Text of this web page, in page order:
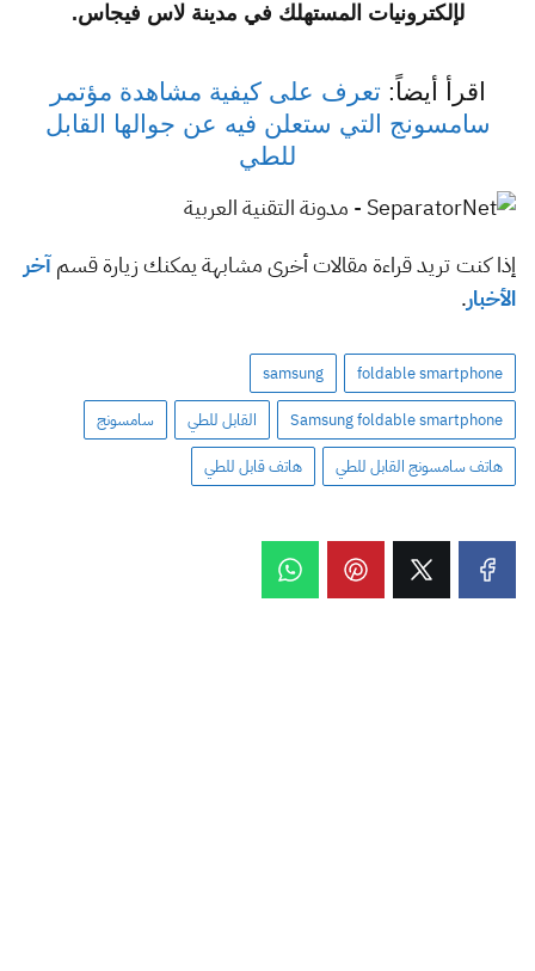
لإلكترونيات المستهلك في مدينة لاس فيجاس.
اقرأ أيضاً:تعرف على كيفية مشاهدة مؤتمر
سامسونج التي ستعلن فيه عن جوالها القابل
للطي
إذا كنت تريد قراءة مقالات أخرى مشابهة يمكنك زيارة قسمآخر
الأخبار.
foldable smartphone
samsung
Samsung foldable smartphone القابل للطي سامسونج
هاتف سامسونج القابل للطي هاتف قابل للطي